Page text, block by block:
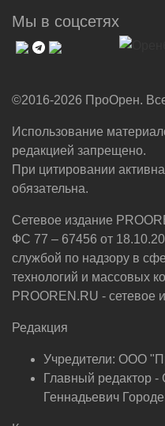
Мы в соцсетях
©2016-2026 ПроОрен.
Использование
редакцией запрещено.
При цитировании
обязательна.
Сетевое издание
ФС 77 – 67456 от
службой по надзору в
технологий и массовых
PROOREN.RU - сетевое
Редакция
Учредители: ООО
Главный редактор -
Геннадьевич